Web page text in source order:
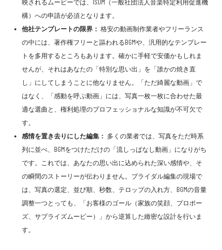
映されるムービーでは、ISUM（一般社団法人音楽特定利用促進機
構）への申請が必須となります。
他社テンプレートの限界： 格安の動画制作業者やフリーランス
の中には、著作権フリーと謳われるBGMや、汎用的なテンプレー
トを多用するところもあります。確かに手軽で安価かもしれま
せんが、それはあなたの「特別な思い出」を「誰かの焼き直
し」にしてしまうことに他なりません。「ただ綺麗な動画」で
はなく、「感動を呼ぶ動画」には、写真一枚一枚に合わせた最
適な選曲と、権利処理のプロフェッショナルな知識が不可欠で
す。
感情を置き去りにした編集： 多くの業者では、写真をただ時系
列に並べ、BGMをつけただけの「流しっぱなし動画」になりがち
です。これでは、あなたの思い出に込められた深い感情や、そ
の瞬間のストーリーが伝わりません。ブライダル編集の現場で
は、写真の選定、並び順、秒数、テロップの入れ方、BGMの音量
調整一つとっても、「お客様のゴール（家族の笑顔、プロポー
ズ、サプライズムービー）」から逆算した緻密な設計を行いま
す。